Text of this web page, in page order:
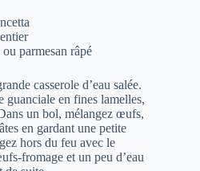
parmesan râpé
casserole d’eau salée.
guanciale en fines lamelles,
un bol, mélangez œufs,
en gardant une petite
hors du feu avec le
fromage et un peu d’eau